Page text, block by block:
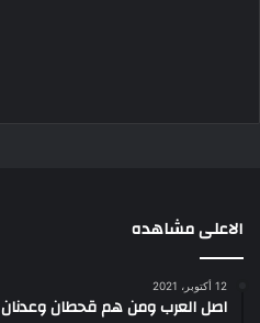
الاعلى مشاهده
12 أكتوبر، 2021
اصل العرب ومن هم قحطان وعدنان